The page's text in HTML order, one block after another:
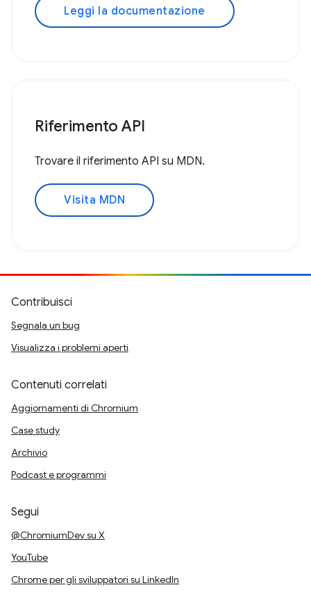
Leggi la documentazione
Riferimento API
Trovare il riferimento API su MDN.
Visita MDN
Contribuisci
Segnala un bug
Visualizza i problemi aperti
Contenuti correlati
Aggiornamenti di Chromium
Case study
Archivio
Podcast e programmi
Segui
@ChromiumDev su X
YouTube
Chrome per gli sviluppatori su LinkedIn